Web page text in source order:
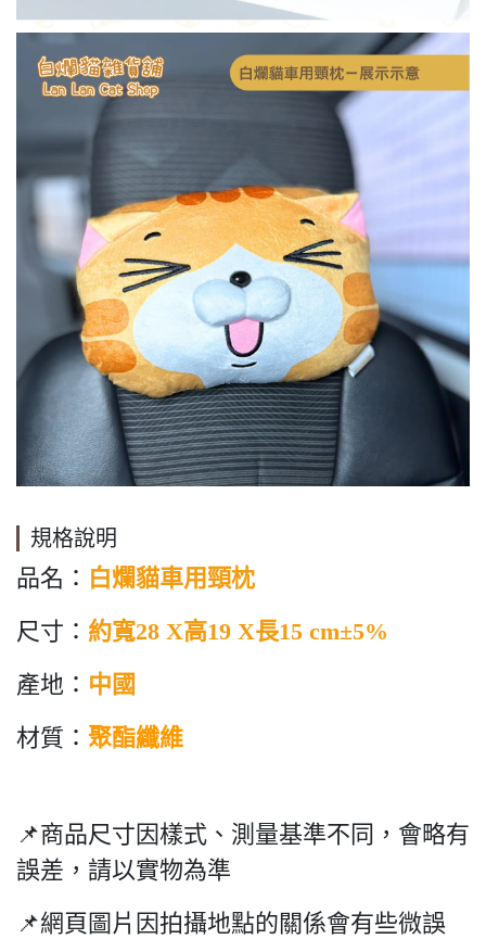
規格說明
品名： 白爛貓車用頸枕
尺寸： 約寬28 X高19 X長15 cm±5%
產地： 中國
材質： 聚酯纖維
📌商品尺寸因樣式、測量基準不同，會略有
誤差，請以實物為準
📌網頁圖片因拍攝地點的關係會有些微誤